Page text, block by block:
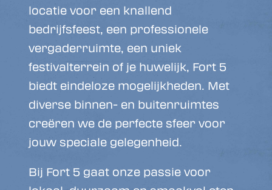
locatie voor een knallend
bedrijfsfeest, een professionele
vergaderruimte, een uniek
festivalterrein of je huwelijk, Fort 5
biedt eindeloze mogelijkheden. Met
diverse binnen- en buitenruimtes
creëren we de perfecte sfeer voor
jouw speciale gelegenheid.
Bij Fort 5 gaat onze passie voor